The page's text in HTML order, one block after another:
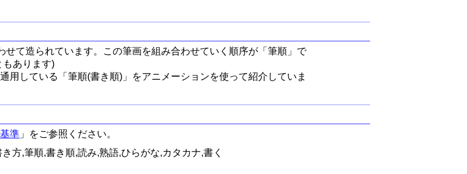
せて造られています。この筆画を組み合わせていく順序が「筆順」で
もあります)
用している「筆順(書き順)」をアニメーションを使って紹介していま
準 」をご参照ください。
方,筆順,書き順,読み,熟語,ひらがな,カタカナ,書く